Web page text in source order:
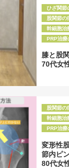
ひざ関節
股関節の
幹細胞治
PRP治療
膝と股
70代女
股関節の
幹細胞治
PRP治療
変形性
節内ピ
80代女